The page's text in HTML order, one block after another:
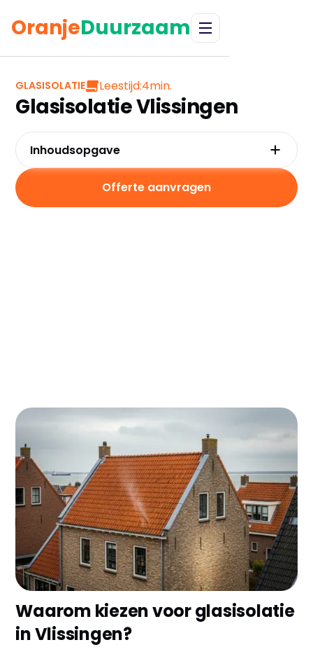
OranjeDuurzaam
GLASISOLATIE Leestijd:4min.
Glasisolatie Vlissingen
Woon je in Vlissingen en ben je die hoge
energierekening zat? Glasisolatie kan je
energieverbruik met 30-40% verlagen en je
maandelijks €80-120 besparen. Met de huidige
gasprijzen verdien je je investering binnen 5-7 jaar
terug - en daarna is het puur winst!
Waarom kiezen voor glasisolatie
in Vlissingen?
Inhoudsopgave
Vlissingen?
Offerte aanvragen